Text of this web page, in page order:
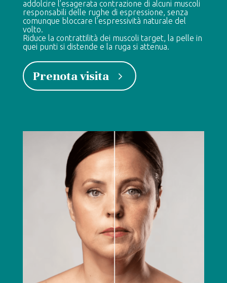
addolcire l’esagerata contrazione di alcuni muscoli
responsabili delle rughe di espressione, senza
comunque bloccare l’espressività naturale del
volto.
Riduce la contrattilità dei muscoli target, la pelle in
quei punti si distende e la ruga si attenua.
Prenota visita